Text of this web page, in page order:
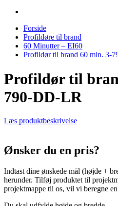
Forside
Profildøre til brand
60 Minutter – EI60
Profildør til brand 60 min. 3-
Profildør til
790-DD-LR
Læs produktbeskrivelse
Ønsker du en pris?
Indtast dine ønskede mål (højde +
herunder. Tilføj produktet til
projektmappe til os, vil vi beregne